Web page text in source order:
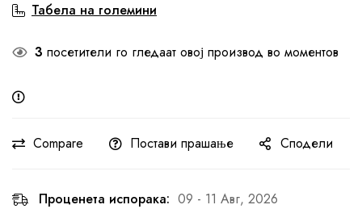
Табела на големини
3 посетители го гледаат овој производ во моментов
Compare Постави прашање Сподели
Проценета испорака: 09 - 11 Авг, 2026